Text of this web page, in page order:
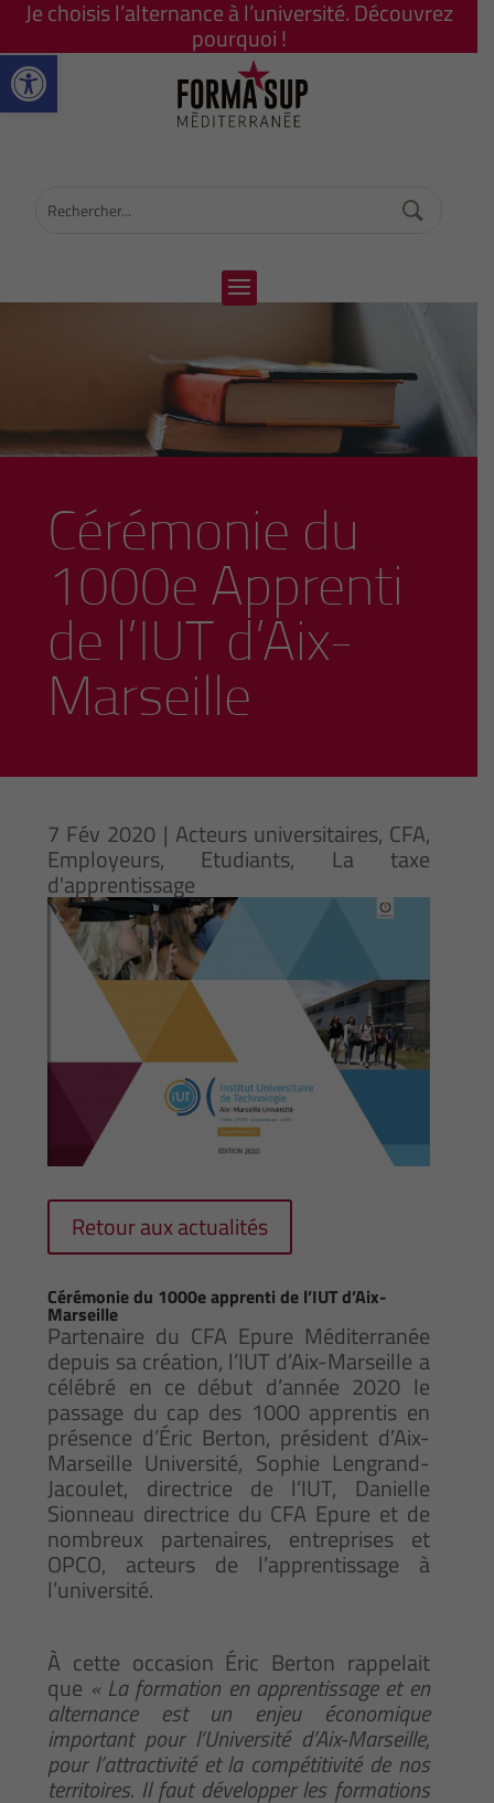
Ouvrir la barre d’outils
Je choisis l’alternance à l’université. Découvrez
pourquoi !
Cérémonie du
1000e Apprenti
de l’IUT d’Aix-
Marseille
7 Fév 2020 | Acteurs universitaires, CFA,
Employeurs, Etudiants, La taxe
d'apprentissage
Retour aux actualités
Cérémonie du 1000e apprenti de l’IUT d’Aix-
Marseille
Partenaire du CFA Epure Méditerranée
depuis sa création, l’IUT d’Aix-Marseille a
célébré en ce début d’année 2020 le
passage du cap des 1000 apprentis en
présence d’Éric Berton, président d’Aix-
Marseille Université, Sophie Lengrand-
Jacoulet, directrice de l’IUT, Danielle
Sionneau directrice du CFA Epure et de
nombreux partenaires, entreprises et
OPCO, acteurs de l’apprentissage à
l’université.
À cette occasion Éric Berton rappelait
que « La formation en apprentissage et en
alternance est un enjeu économique
important pour l’Université d’Aix-Marseille,
pour l’attractivité et la compétitivité de nos
territoires. Il faut développer les formations